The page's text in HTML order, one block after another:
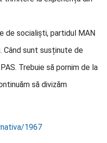
de socialiști, partidul MAN
Când sunt susținute de
Trebuie să pornim de la
să divizăm
1967